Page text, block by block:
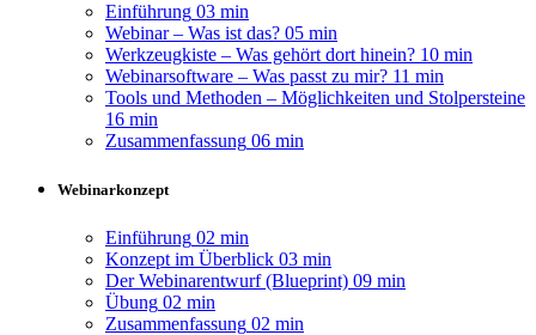
Einführung 03 min
Webinar – Was ist das? 05 min
Werkzeugkiste – Was gehört dort hinein? 10 min
Webinarsoftware – Was passt zu mir? 11 min
Tools und Methoden – Möglichkeiten und Stolpersteine
16 min
Zusammenfassung 06 min
Webinarkonzept
Einführung 02 min
Konzept im Überblick 03 min
Der Webinarentwurf (Blueprint) 09 min
Übung 02 min
Zusammenfassung 02 min